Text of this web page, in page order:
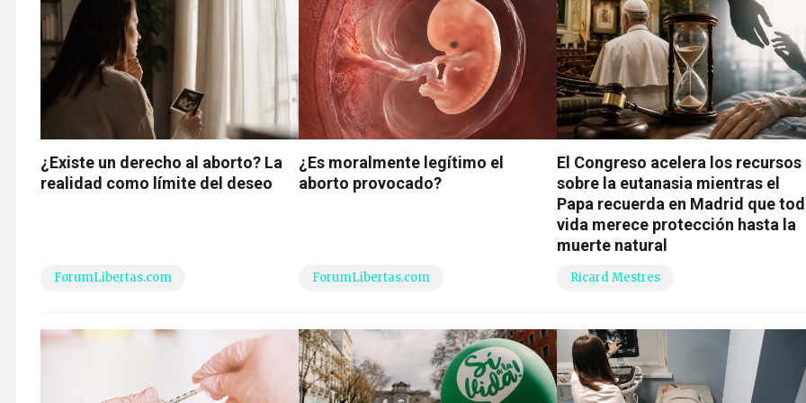
¿Existe un derecho al aborto? La
realidad como límite del deseo
ForumLibertas.com
¿Es moralmente legítimo el
aborto provocado?
ForumLibertas.com
El Congreso acelera los recursos
sobre la eutanasia mientras el
Papa recuerda en Madrid que
vida merece protección hasta la
muerte natural
Ricard Mestres